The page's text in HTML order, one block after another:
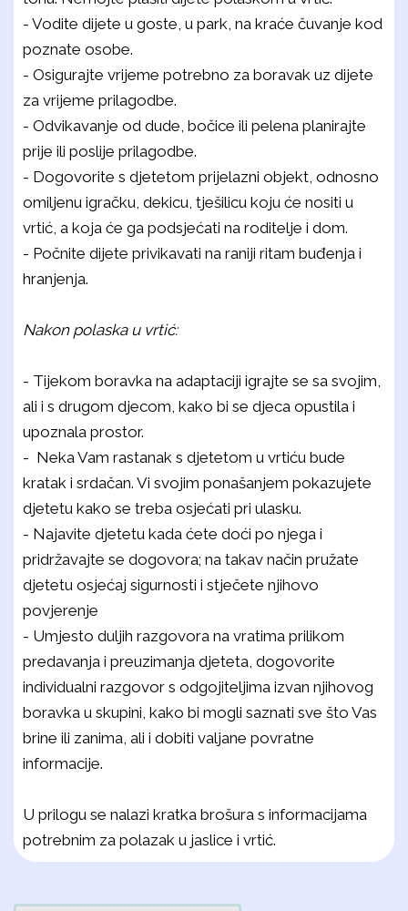
- Vodite dijete u goste, u park, na kraće čuvanje kod
poznate osobe.
- Osigurajte vrijeme potrebno za boravak uz dijete
za vrijeme prilagodbe.
- Odvikavanje od dude, bočice ili pelena planirajte
prije ili poslije prilagodbe.
- Dogovorite s djetetom prijelazni objekt, odnosno
omiljenu igračku, dekicu, tješilicu koju će nositi u
vrtić, a koja će ga podsjećati na roditelje i dom.
- Počnite dijete privikavati na raniji ritam buđenja i
hranjenja.
Nakon polaska u vrtić:
- Tijekom boravka na adaptaciji igrajte se sa svojim,
ali i s drugom djecom, kako bi se djeca opustila i
upoznala prostor.
- Neka Vam rastanak s djetetom u vrtiću bude
kratak i srdačan. Vi svojim ponašanjem pokazujete
djetetu kako se treba osjećati pri ulasku.
- Najavite djetetu kada ćete doći po njega i
pridržavajte se dogovora; na takav način pružate
djetetu osjećaj sigurnosti i stječete njihovo
povjerenje
- Umjesto duljih razgovora na vratima prilikom
predavanja i preuzimanja djeteta, dogovorite
individualni razgovor s odgojiteljima izvan njihovog
boravka u skupini, kako bi mogli saznati sve što Vas
brine ili zanima, ali i dobiti valjane povratne
informacije.
U prilogu se nalazi kratka brošura s informacijama
potrebnim za polazak u jaslice i vrtić.